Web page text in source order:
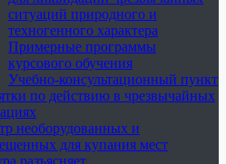
ситуаций природного и
техногенного характера
Примерные программы
курсового обучения
Учебно-консультационный пункт
по действию в чрезвычайных
необорудованных и
для купания мест
разъясняет